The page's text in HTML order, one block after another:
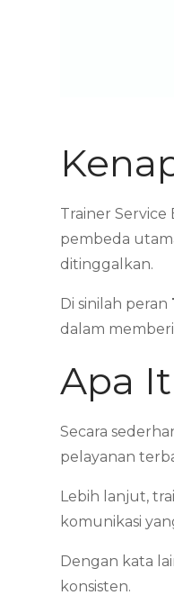
Trainer
pembeda
ditinggalkan.
Di sinilah peran
dalam
Apa
Secara
pelayanan
Lebih lanjut,
komunikasi
Dengan kata
konsisten.